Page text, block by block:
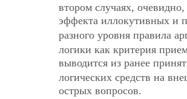
втором случаях,
эффекта иллокутивных и
разного уровня правила
логики как критерия
выводится из ранее
логических средств на
острых вопросов.